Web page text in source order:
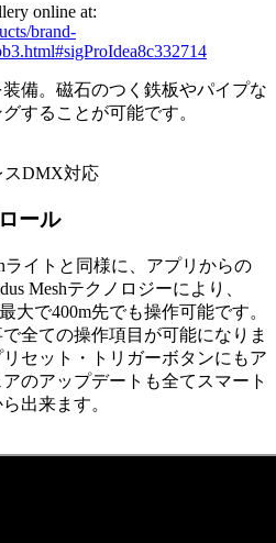
online at:
brand-
備。磁石のつく鉄板やパイプな
することが可能です。
スDMX対応
ール
ライトと同様に、アプリからの
Meshテクノロジーにより、
大で400m先でも操作可能です。
全ての操作項目が可能になりま
セット・トリガーボタンにもア
のアップデートも全てスマート
出来ます。